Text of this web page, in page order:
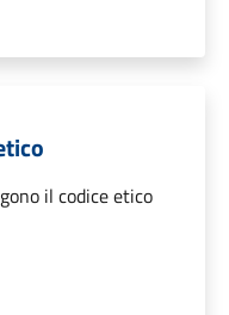
il codice etico